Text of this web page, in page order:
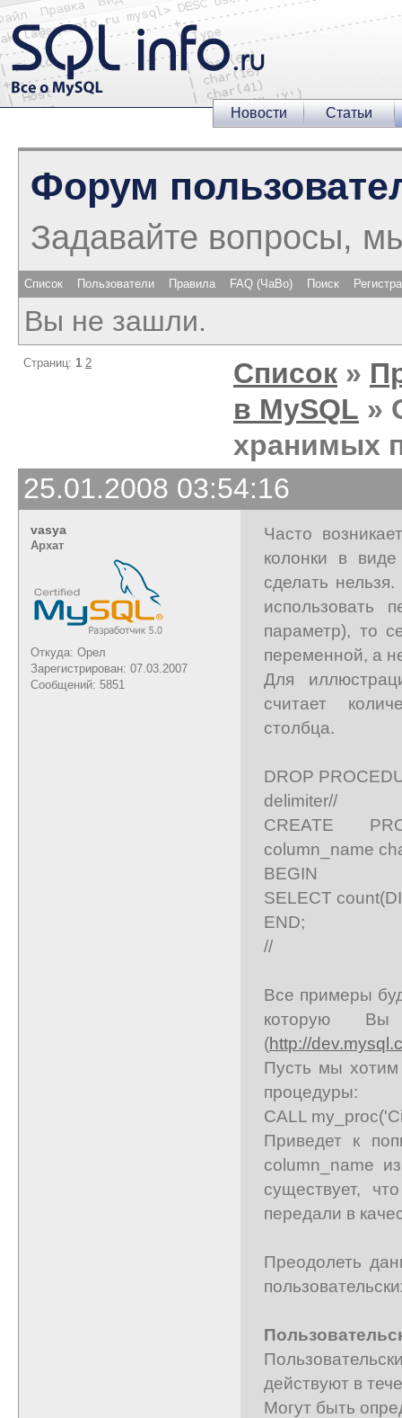
Новости Статьи
Форум
Задавайте вопросы,
Список Пользователи Правила FAQ (ЧаВо) Поиск
Вы не зашли.
Страниц: 1 2 Список »
в MySQL »
хранимых
25.01.2008 03:54:16
vasya
Архат
Откуда: Орел
Зарегистрирован: 07.03.2007
Сообщений: 5851
Часто
колонки в
сделать
использовать
параметр), то
переменной, а
Для
считает
столбца.
DROP
delimiter//
CREATE
column_name
BEGIN
SELECT
END;
//
Все примеры
которую
(http://
Пусть мы хотим
процедуры:
CALL
Приведет к
column_name
существует,
передали в
Преодолеть
действуют в
Могут быть